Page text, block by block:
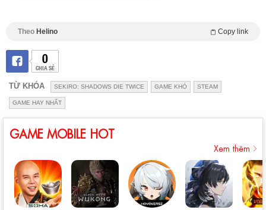
Theo Helino Copy link
0
CHIA SẺ
TỪ KHÓA SEKIRO: SHADOWS DIE TWICE GAME KHÓ STEAM
GAME HAY NHẤT
GAME MOBILE HOT
Xem thêm